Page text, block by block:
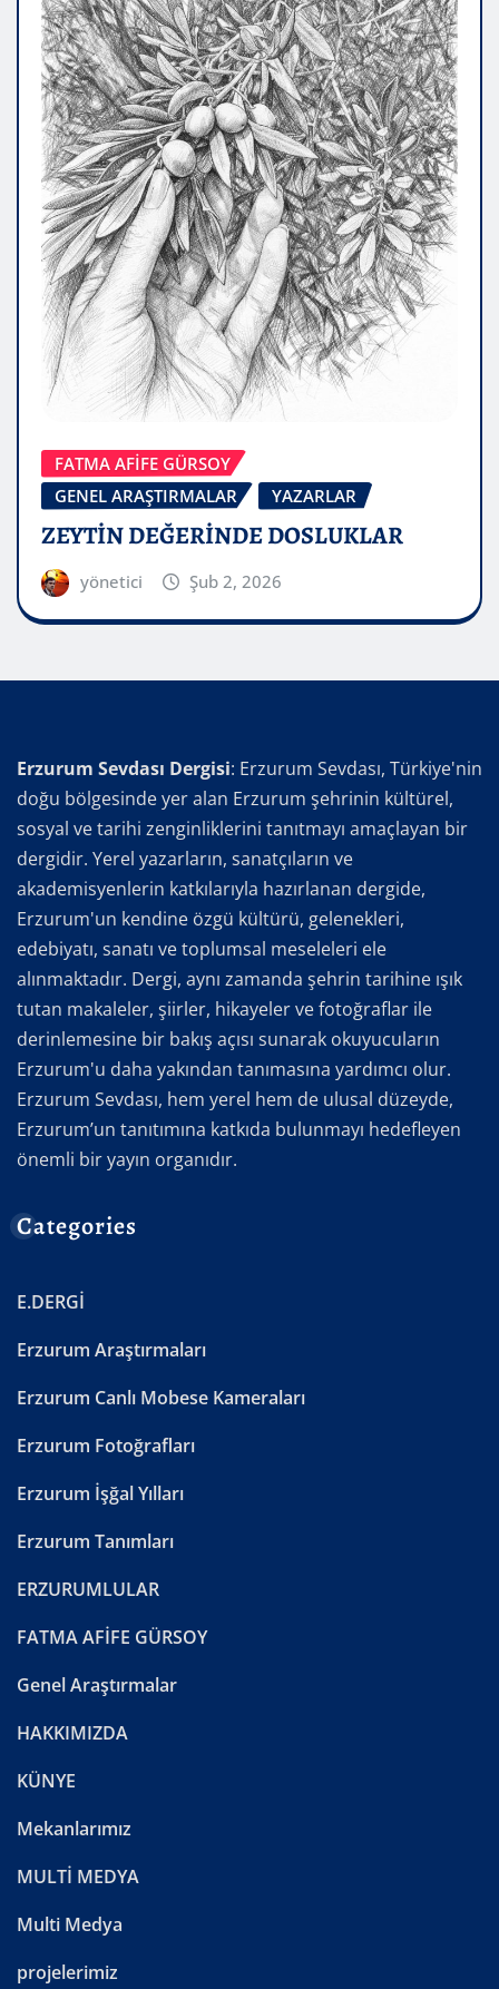
FATMA AFİFE GÜRSOY
GENEL ARAŞTIRMALAR
YAZARLAR
ZEYTİN DEĞERİNDE DOSLUKLAR
yönetici Şub 2, 2026
Erzurum Sevdası Dergisi: Erzurum Sevdası, Türkiye'nin
doğu bölgesinde yer alan Erzurum şehrinin kültürel,
sosyal ve tarihi zenginliklerini tanıtmayı amaçlayan bir
dergidir. Yerel yazarların, sanatçıların ve
akademisyenlerin katkılarıyla hazırlanan dergide,
Erzurum'un kendine özgü kültürü, gelenekleri,
edebiyatı, sanatı ve toplumsal meseleleri ele
alınmaktadır. Dergi, aynı zamanda şehrin tarihine ışık
tutan makaleler, şiirler, hikayeler ve fotoğraflar ile
derinlemesine bir bakış açısı sunarak okuyucuların
Erzurum'u daha yakından tanımasına yardımcı olur.
Erzurum Sevdası, hem yerel hem de ulusal düzeyde,
Erzurum’un tanıtımına katkıda bulunmayı hedefleyen
önemli bir yayın organıdır.
Categories
E.DERGİ
Erzurum Araştırmaları
Erzurum Canlı Mobese Kameraları
Erzurum Fotoğrafları
Erzurum İşğal Yılları
Erzurum Tanımları
ERZURUMLULAR
FATMA AFİFE GÜRSOY
Genel Araştırmalar
HAKKIMIZDA
KÜNYE
Mekanlarımız
MULTİ MEDYA
Multi Medya
projelerimiz